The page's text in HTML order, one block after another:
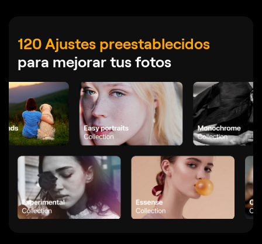
120 Ajustes preestablecidos
para mejorar tus fotos